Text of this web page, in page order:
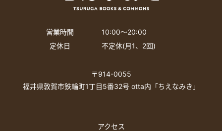
営業時間
10:00〜20:00
定休日
不定休(月1、2回)
〒914-0055
福井県敦賀市鉄輪町1丁目5番32号 otta内「ちえなみき」
アクセス